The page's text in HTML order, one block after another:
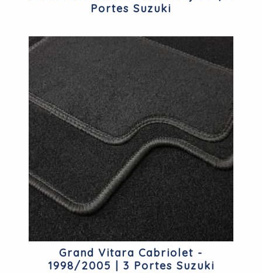
Portes Suzuki
Grand Vitara Cabriolet -
1998/2005 | 3 Portes Suzuki